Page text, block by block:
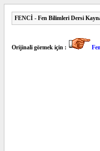
FENCİ - Fen Bilimleri Dersi
Orijinali görmek için :